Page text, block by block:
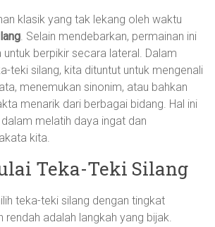
klasik yang tak lekang oleh waktu
. Selain mendebarkan, permainan ini
untuk berpikir secara lateral. Dalam
teki silang, kita dituntut untuk mengenali
menemukan sinonim, atau bahkan
menarik dari berbagai bidang. Hal ini
melatih daya ingat dan
kita.
Teka-Teki Silang
teka-teki silang dengan tingkat
rendah adalah langkah yang bijak.